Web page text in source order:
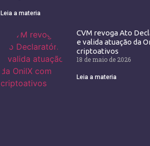
Leia a materia
CVM revoga Ato
e valida atuação da
criptoativos
18 de maio de 2026
Leia a materia